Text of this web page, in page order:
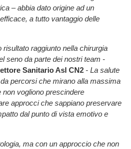
– abbia dato origine ad un
a tutto vantaggio delle
raggiunto nella chirurgia
seno da parte dei nostri team -
Sanitario Asl CN2 - La salute
percorsi che mirano alla massima
vogliono prescindere
approcci che sappiano preservare
dal punto di vista emotivo e
ma con un approccio che non